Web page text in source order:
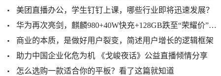
美团直播办公，学生钉钉上课，哪些行业即将迅速发展？
华为再次亮剑，麒麟980+40W快充+128GB跌至“荣耀价”，还香吗？
商业的本质，是做好用户裂变，简述用户增长的逻辑框架
助力中国企业化危为机 《戈峻夜话》公益直播倾情分享
怎么选购一款适合你的平板？看了这篇就知道